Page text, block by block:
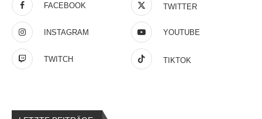
FACEBOOK TWITTER
INSTAGRAM YOUTUBE
TWITCH TIKTOK